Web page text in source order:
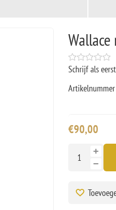
Wallace
Schrijf als
€90,00